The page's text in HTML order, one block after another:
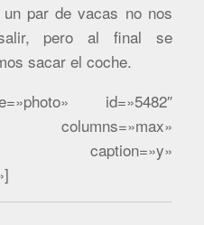
par de vacas no nos
pero al final se
sacar el coche.
id=»5482″
columns=»max»
caption=»y»